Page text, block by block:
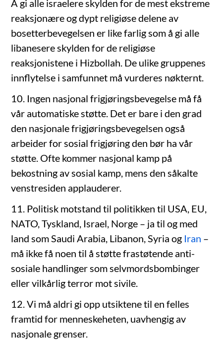
Å gi alle israelere skylden for de mest ekstreme
reaksjonære og dypt religiøse delene av
bosetterbevegelsen er like farlig som å gi alle
libanesere skylden for de religiøse
reaksjonistene i Hizbollah. De ulike gruppenes
innflytelse i samfunnet må vurderes nøkternt.
10. Ingen nasjonal frigjøringsbevegelse må få
vår automatiske støtte. Det er bare i den grad
den nasjonale frigjøringsbevegelsen også
arbeider for sosial frigjøring den bør ha vår
støtte. Ofte kommer nasjonal kamp på
bekostning av sosial kamp, mens den såkalte
venstresiden applauderer.
11. Politisk motstand til politikken til USA, EU,
NATO, Tyskland, Israel, Norge – ja til og med
land som Saudi Arabia, Libanon, Syria og Iran –
må ikke få noen til å støtte frastøtende anti-
sosiale handlinger som selvmordsbombinger
eller vilkårlig terror mot sivile.
12. Vi må aldri gi opp utsiktene til en felles
framtid for menneskeheten, uavhengig av
nasjonale grenser.